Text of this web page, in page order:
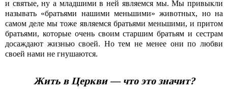
и святые, ну а младшими в ней являемся мы. Мы привыкли
называть «братьями нашими меньшими» животных, но на
самом деле мы тоже являемся братьями меньшими, и притом
братьями, которые очень своим старшим братьям и сестрам
досаждают жизнью своей. Но тем не менее они по любви
своей нами не гнушаются.
Жить в Церкви — что это значит?